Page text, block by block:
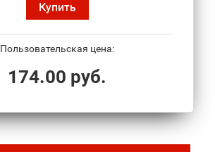
Купить
Пользовательская цена:
174.00 руб.